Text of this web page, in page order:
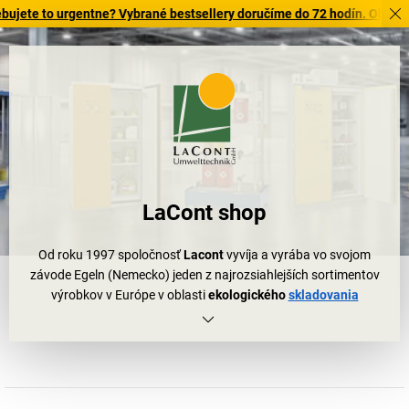
urgentne? Vybrané bestsellery doručíme do 72 hodín. Objavte našu
LaCont shop
Od roku 1997 spoločnosťLacontvyvíja a vyrába vo svojom
závode Egeln (Nemecko) jeden z najrozsiahlejších sortimentov
výrobkov v Európe v oblastiekologického skladovania
. Bez ohľadu na to, či skladujete nebezpečné